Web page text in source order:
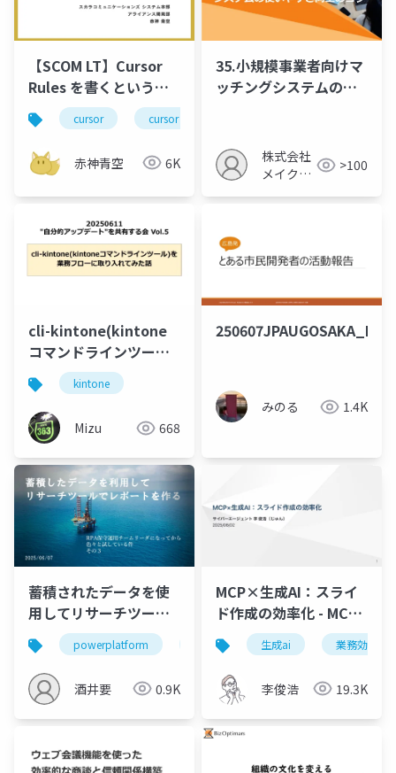
【SCOM LT】Cursor
Rules を書くというこ
と〜業務“効率化”から
業務“均一化”を目指し
て〜
cursor cursor rules
赤神青空 6K
35.小規模事業者向けマ
ッチングシステムの使
株式会社
メイクア
>100
cli-kintone(kintone
コマンドラインツール)
を業務フローに取り入
れてみた話
kintone
Mizu 668
250607JPAUGOSAKA_LT
みのる 1.4K
蓄積されたデータを使
用してリサーチツール
でレポートを作る
powerplatform 運用保守 copilot m365
酒井要 0.9K
MCP×生成AI：スライ
ド作成の効率化 - MCP
Ops LT大会！！！
生成ai 業務効率化
李俊浩 19.3K